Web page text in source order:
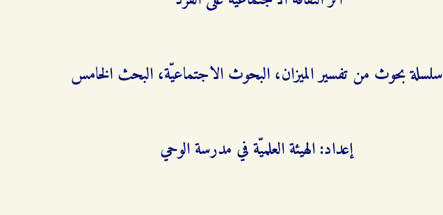
سلسلة بحوث من تفسير الميزان، البحوث الاجتماعيّة، البحث الخامس
إعداد: الهيئة العلميّة في مدرسة الوحي